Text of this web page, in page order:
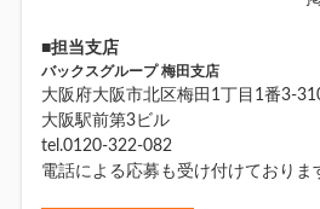
■担当支店
バックスグループ 梅田支店
大阪府大阪市北区梅田1丁目1番3-
大阪駅前第3ビル
tel.0120-322-082
電話による応募も受け付けておりま